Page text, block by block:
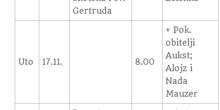
Gertruda
Uto 17.11. 8.00
+ Pok.
obitelji
Aukst;
Alojz i
Nada
Mauzer